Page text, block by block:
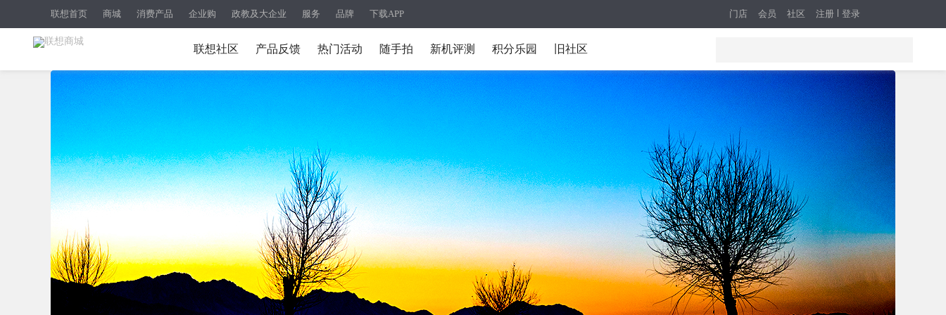
联想首页 商城 消费产品 企业购 政教及大企业 服务 品牌 下载APP 注册 登录
门店 会员 社区
联想社区 产品反馈 热门活动 随手拍 新机评测 积分乐园 旧社区